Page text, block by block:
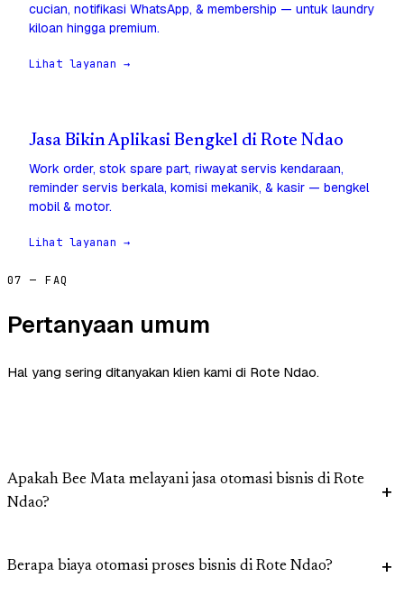
cucian, notifikasi WhatsApp, & membership — untuk laundry
kiloan hingga premium.
Lihat layanan →
Jasa Bikin Aplikasi Bengkel di Rote Ndao
Work order, stok spare part, riwayat servis kendaraan,
reminder servis berkala, komisi mekanik, & kasir — bengkel
mobil & motor.
Lihat layanan →
07 — FAQ
Pertanyaan umum
Hal yang sering ditanyakan klien kami di Rote Ndao.
Apakah Bee Mata melayani jasa otomasi bisnis di Rote
Ndao?
Berapa biaya otomasi proses bisnis di Rote Ndao?